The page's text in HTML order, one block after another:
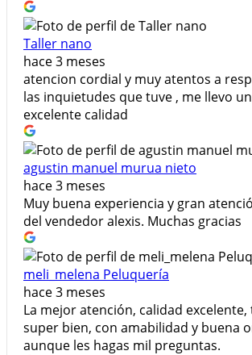
Taller nano
hace 3 meses
atencion cordial y muy atentos a
las inquietudes que tuve , me llevo
excelente calidad
agustin manuel murua nieto
hace 3 meses
Muy buena experiencia y gran
del vendedor alexis. Muchas gracias
meli_melena Peluquería
hace 3 meses
La mejor atención, calidad excelente,
super bien, con amabilidad y buena
aunque les hagas mil preguntas.